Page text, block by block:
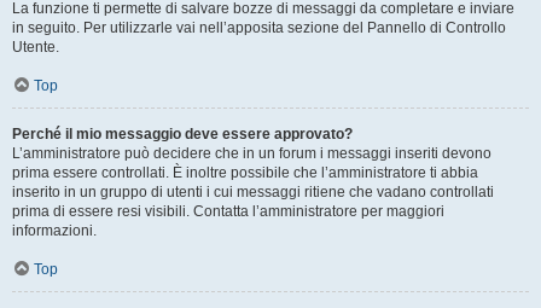
La funzione ti permette di salvare bozze di messaggi da completare e inviare
in seguito. Per utilizzarle vai nell’apposita sezione del Pannello di Controllo
Utente.
Top
Perché il mio messaggio deve essere approvato?
L’amministratore può decidere che in un forum i messaggi inseriti devono
prima essere controllati. È inoltre possibile che l’amministratore ti abbia
inserito in un gruppo di utenti i cui messaggi ritiene che vadano controllati
prima di essere resi visibili. Contatta l’amministratore per maggiori
informazioni.
Top